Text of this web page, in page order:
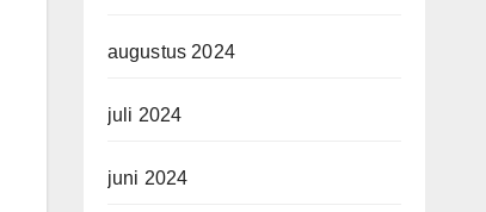
augustus 2024
juli 2024
juni 2024